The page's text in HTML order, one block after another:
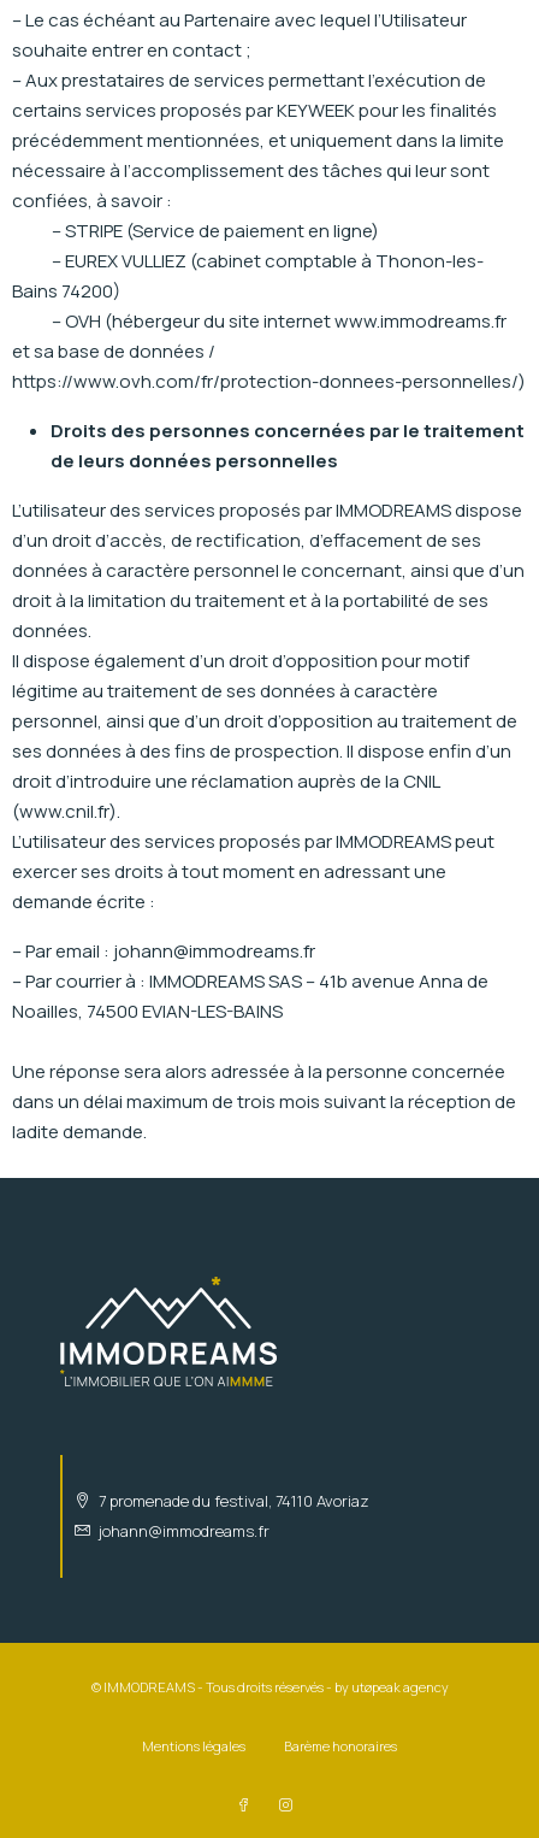
– Le cas échéant au Partenaire avec lequel l’Utilisateur
souhaite entrer en contact ;
– Aux prestataires de services permettant l’exécution de
certains services proposés par KEYWEEK pour les finalités
précédemment mentionnées, et uniquement dans la limite
nécessaire à l’accomplissement des tâches qui leur sont
confiées, à savoir :
– STRIPE (Service de paiement en ligne)
– EUREX VULLIEZ (cabinet comptable à Thonon-les-
Bains 74200)
– OVH (hébergeur du site internet www.immodreams.fr
et sa base de données /
https://www.ovh.com/fr/protection-donnees-personnelles/)
Droits des personnes concernées par le traitement
de leurs données personnelles
L’utilisateur des services proposés par IMMODREAMS dispose
d’un droit d’accès, de rectification, d’effacement de ses
données à caractère personnel le concernant, ainsi que d’un
droit à la limitation du traitement et à la portabilité de ses
données.
Il dispose également d’un droit d’opposition pour motif
légitime au traitement de ses données à caractère
personnel, ainsi que d’un droit d’opposition au traitement de
ses données à des fins de prospection. Il dispose enfin d’un
droit d’introduire une réclamation auprès de la CNIL
(www.cnil.fr).
L’utilisateur des services proposés par IMMODREAMS peut
exercer ses droits à tout moment en adressant une
demande écrite :
– Par email : johann@immodreams.fr
– Par courrier à : IMMODREAMS SAS – 41b avenue Anna de
Noailles, 74500 EVIAN-LES-BAINS
Une réponse sera alors adressée à la personne concernée
dans un délai maximum de trois mois suivant la réception de
ladite demande.
7 promenade du festival, 74110 Avoriaz
johann@immodreams.fr
© IMMODREAMS - Tous droits réservés - by utøpeak agency
Mentions légales Barème honoraires